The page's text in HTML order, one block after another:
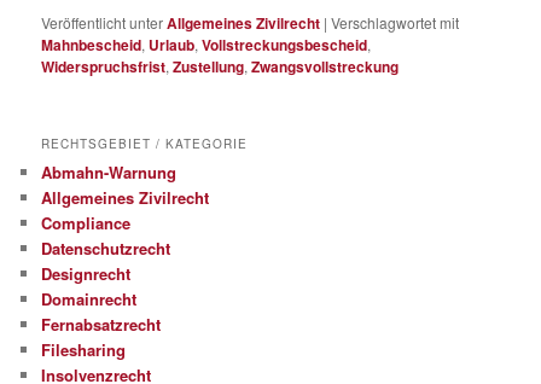
Veröffentlicht unterAllgemeines Zivilrecht |Verschlagwortet mit
Mahnbescheid, Urlaub,Vollstreckungsbescheid,
Widerspruchsfrist,Zustellung,Zwangsvollstreckung
RECHTSGEBIET / KATEGORIE
Abmahn-Warnung
Allgemeines Zivilrecht
Compliance
Datenschutzrecht
Designrecht
Domainrecht
Fernabsatzrecht
Filesharing
Insolvenzrecht